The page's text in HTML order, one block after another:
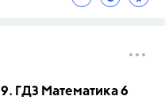
ГДЗ Математика 6